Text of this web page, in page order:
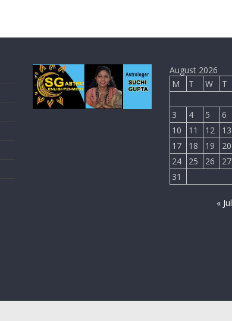
August 2026
M
T W T
3
4 5 6
10
11 12 13
17
18 19 20
24
25 26 27
31
« Jul